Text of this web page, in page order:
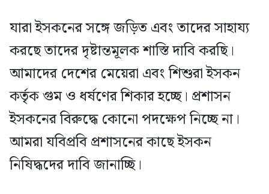
যারা ইসকনের সঙ্গে জড়িত এবং তাদের সাহায্য
করছে তাদের দৃষ্টান্তমূলক শাস্তি দাবি করছি।
আমাদের দেশের মেয়েরা এবং শিশুরা ইসকন
কর্তৃক গুম ও ধর্ষণের শিকার হচ্ছে। প্রশাসন
ইসকনের বিরুদ্ধে কোনো পদক্ষেপ নিচ্ছে না।
আমরা যবিপ্রবি প্রশাসনের কাছে ইসকন
নিষিদ্ধদের দাবি জানাচ্ছি।